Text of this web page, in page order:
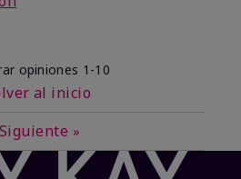
opiniones 1-10
al inicio
Siguiente »